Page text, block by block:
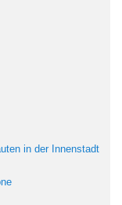
in der Innenstadt